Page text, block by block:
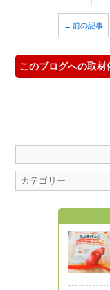
← 前の記事
このブログへの取